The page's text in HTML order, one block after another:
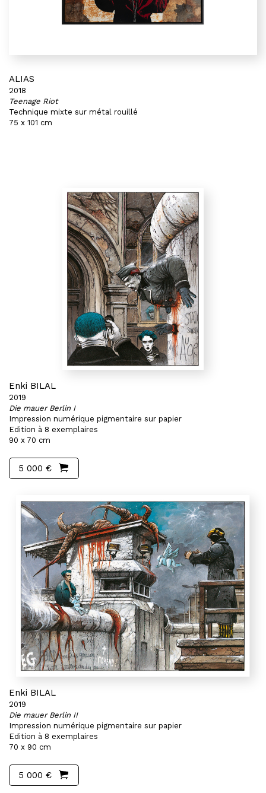
ALIAS
2018
Teenage Riot
Technique mixte sur métal rouillé
75 x 101 cm
Enki BILAL
2019
Die mauer Berlin I
Impression numérique pigmentaire sur papier
Edition à 8 exemplaires
90 x 70 cm
5 000 €
Enki BILAL
2019
Die mauer Berlin II
Impression numérique pigmentaire sur papier
Edition à 8 exemplaires
70 x 90 cm
5 000 €